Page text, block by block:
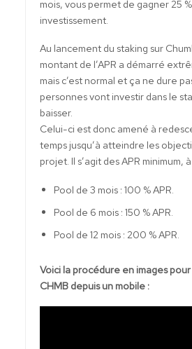
mois, vous permet de gagner 25
investissement.
Au lancement du staking sur
montant de l’APR a démarré
mais c’est normal et ça ne dure
personnes vont investir dans le
baisser.
Celui-ci est donc amené à
temps jusqu’à atteindre les
projet. Il s’agit des APR minimum,
Pool de 3 mois : 100 % APR.
Pool de 6 mois : 150 % APR.
Pool de 12 mois : 200 % APR.
Voici la procédure en images
CHMB depuis un mobile :